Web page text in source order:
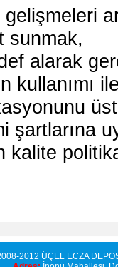
sunmak,
alarak
kullanımı
şartlarına
kalite
ÜÇEL ECZA